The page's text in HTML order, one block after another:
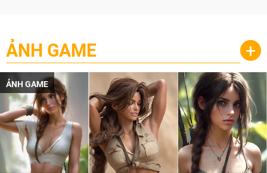
ẢNH GAME +
ẢNH GAME